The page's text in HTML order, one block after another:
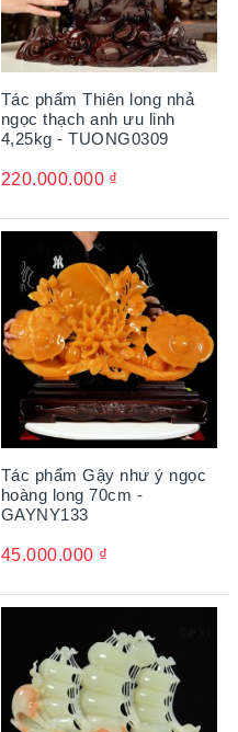
Tác phẩm Thiên long nhả
ngọc thạch anh ưu linh
4,25kg - TUONG0309
220.000.000 ₫
Tác phẩm Gậy như ý ngọc
hoàng long 70cm -
GAYNY133
45.000.000 ₫